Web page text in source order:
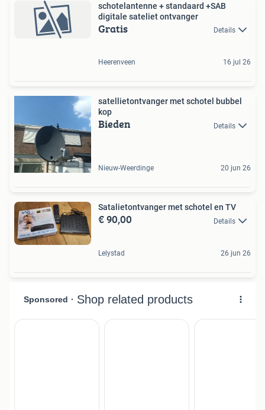
schotelantenne + standaard +SAB
digitale sateliet ontvanger
Gratis Details
Heerenveen 16 jul 26
satellietontvanger met schotel bubbel
kop
Bieden Details
Nieuw-Weerdinge 20 jun 26
Satalietontvanger met schotel en TV
€ 90,00 Details
Lelystad 26 jun 26